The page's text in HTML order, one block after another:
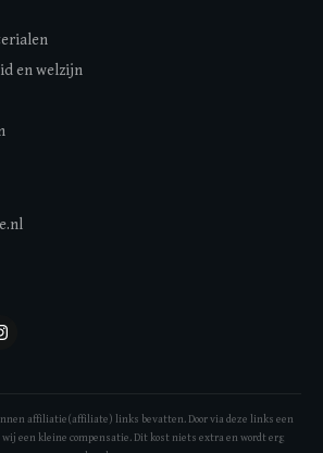
en welzijn
affiliatie(affiliate) links bevatten. Door via deze links een
wij een kleine compensatie. Dit kost niets extra en wordt erg